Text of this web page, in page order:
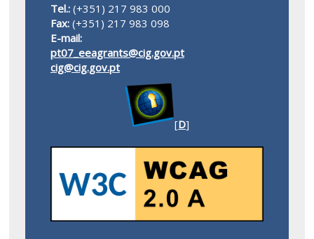
Tel.: (+351) 217 983 000
Fax: (+351) 217 983 098
E-mail:
pt07_eeagrants@cig.gov.pt
cig@cig.gov.pt
[D]